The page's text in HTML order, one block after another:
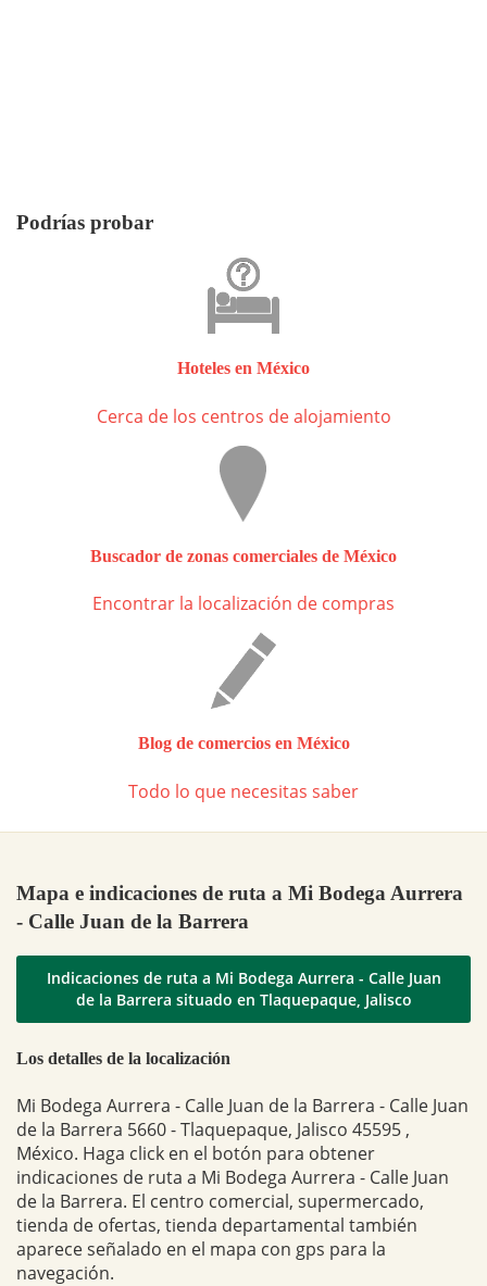
Podrías probar
Hoteles en México
Cerca de los centros de alojamiento
Buscador de zonas comerciales de México
Encontrar la localización de compras
Blog de comercios en México
Todo lo que necesitas saber
Mapa e indicaciones de ruta a Mi Bodega Aurrera
- Calle Juan de la Barrera
Indicaciones de ruta a Mi Bodega Aurrera - Calle Juan
de la Barrera situado en Tlaquepaque, Jalisco
Los detalles de la localización
Mi Bodega Aurrera - Calle Juan de la Barrera - Calle Juan
de la Barrera 5660 - Tlaquepaque, Jalisco 45595 ,
México. Haga click en el botón para obtener
indicaciones de ruta a Mi Bodega Aurrera - Calle Juan
de la Barrera. El centro comercial, supermercado,
tienda de ofertas, tienda departamental también
aparece señalado en el mapa con gps para la
navegación.